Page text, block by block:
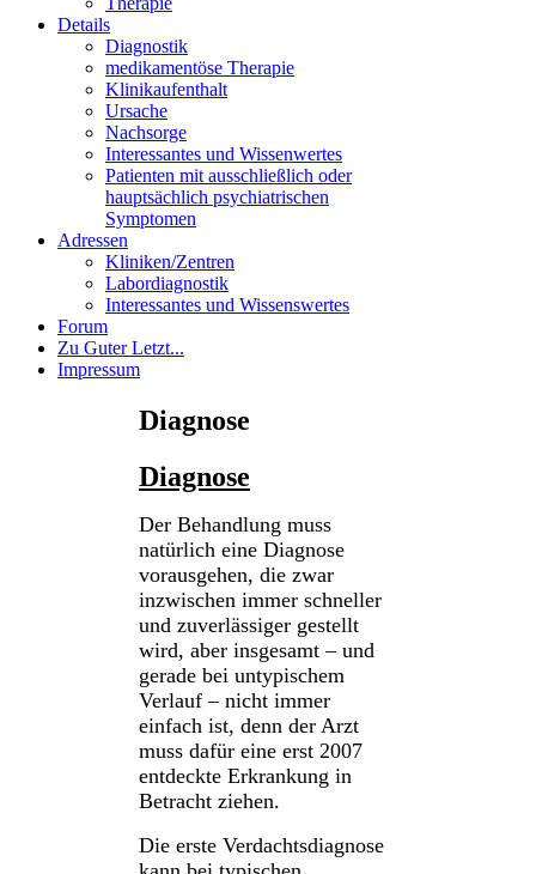
Details
Diagnostik
medikamentöse Therapie
Klinikaufenthalt
Ursache
Nachsorge
Interessantes und Wissenwertes
Patienten mit ausschließlich oder
hauptsächlich psychiatrischen
Symptomen
Adressen
Kliniken/Zentren
Labordiagnostik
Interessantes und Wissenswertes
Forum
Zu Guter Letzt...
Impressum
Diagnose
Diagnose
Der Behandlung muss
natürlich eine Diagnose
vorausgehen, die zwar
inzwischen immer schneller
und zuverlässiger gestellt
wird, aber insgesamt – und
gerade bei untypischem
Verlauf – nicht immer
einfach ist, denn der Arzt
muss dafür eine erst 2007
entdeckte Erkrankung in
Betracht ziehen.
Die erste Verdachtsdiagnose